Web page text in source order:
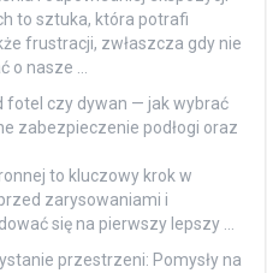
to sztuka, która potrafi
frustracji, zwłaszcza gdy nie
o nasze …
fotel czy dywan — jak wybrać
zabezpieczenie podłogi oraz
to kluczowy krok w
zarysowaniami i
się na pierwszy lepszy …
przestrzeni: Pomysły na